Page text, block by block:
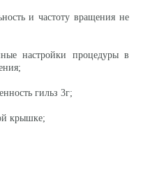
и частоту вращения не
настройки процедуры в
гильз 3г;
крышке;